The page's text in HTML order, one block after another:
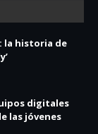
la historia de
digitales
las jóvenes